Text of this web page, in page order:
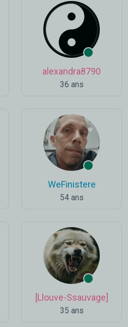
alexandra8790
36 ans
WeFinistere
54 ans
[Llouve-Ssauvage]
35 ans